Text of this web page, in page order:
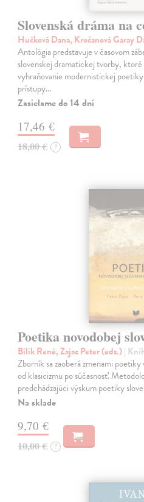
Slovenská dráma na
Hučková Dana, Kročanová Garay
Antológia predstavuje v časovom
slovenskej dramatickej tvorby,
vyhraňovanie modernistickej
prístupy…
Zasielame do 14 dní
17,46 €
18,00 € ?
Poetika novodobej
Bílik René, Zajac Peter (eds.)|
Zborník sa zaoberá zmenami
od klasicizmu po súčasnosť.
predchádzajúci výskum poetiky
Na sklade
9,70 €
10,00 € ?